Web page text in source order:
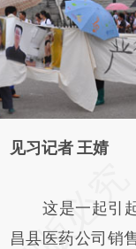
见习记者 王婧
AI基
[https://
这是一起引起
昌县医药公司销